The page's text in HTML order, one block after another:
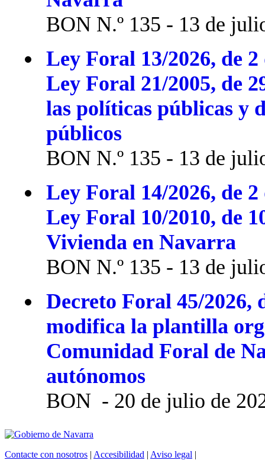
BON N.º 135 - 13 de
Ley Foral 13/2026, de
Ley Foral 21/2005, de
las políticas públicas y
públicos
BON N.º 135 - 13 de
Ley Foral 14/2026, de
Ley Foral 10/2010, de
Vivienda en Navarra
BON N.º 135 - 13 de
Decreto Foral 45/2026,
modifica la plantilla
Comunidad Foral de
autónomos
BON - 20 de julio de
Contacte con nosotros | Accesibilidad | Aviso legal |